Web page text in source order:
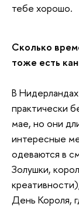
тебе хорошо.
Сколько
тоже есть
В
практически
мае, но они
интересные
одеваются в
Золушки,
День Короля,